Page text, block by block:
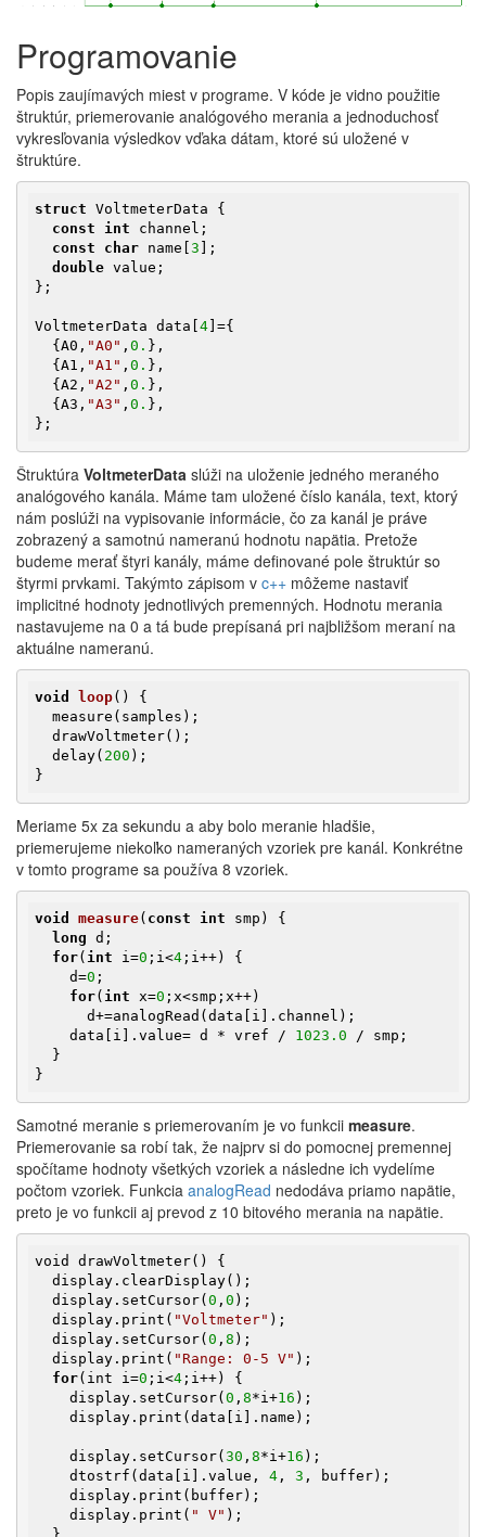
Programovanie
Popis zaujímavých miest v programe. V kóde je vidno použitie
štruktúr, priemerovanie analógového merania a jednoduchosť
vykresľovania výsledkov vďaka dátam, ktoré sú uložené v
štruktúre.
struct VoltmeterData {
const
int channel;
const
char name[ 3 ];
double value;
};
VoltmeterData data[ 4 ]={
  {A0,
"A0" , 0. },
  {A1,
"A1" , 0. },
  {A2,
"A2" , 0. },
  {A3,
"A3" , 0. },
};
Štruktúra VoltmeterData slúži na uloženie jedného meraného
analógového kanála. Máme tam uložené číslo kanála, text, ktorý
nám poslúži na vypisovanie informácie, čo za kanál je práve
zobrazený a samotnú nameranú hodnotu napätia. Pretože
budeme merať štyri kanály, máme definované pole štruktúr so
štyrmi prvkami. Takýmto zápisom v c++ môžeme nastaviť
implicitné hodnoty jednotlivých premenných. Hodnotu merania
nastavujeme na 0 a tá bude prepísaná pri najbližšom meraní na
aktuálne nameranú.
void loop()
{
  delay(
200 );
}
Meriame 5x za sekundu a aby bolo meranie hladšie,
priemerujeme niekoľko nameraných vzoriek pre kanál. Konkrétne
v tomto programe sa používa 8 vzoriek.
void measure( const int smp)
{
long d;
for( int i=0 ;i<4 ;i++) {
    d=
0 ;
for( int x=0 ;x<smp;x++)
    data[i].value= d * vref /
1023.0 / smp;
}
Samotné meranie s priemerovaním je vo funkcii measure.
Priemerovanie sa robí tak, že najprv si do pomocnej premennej
spočítame hodnoty všetkých vzoriek a následne ich vydelíme
počtom vzoriek. Funkcia analogRead nedodáva priamo napätie,
preto je vo funkcii aj prevod z 10 bitového merania na napätie.
void drawVoltmeter() {
  display.setCursor(
0 , 0 );
  display.print(
"Voltmeter" );
  display.setCursor(
0 , 8 );
  display.print(
"Range: 0-5 V" );
for(int i=0 ;i<4 ;i++) {
    display.setCursor(
0 , 8*i+16 );
    display.setCursor(
30 , 8*i+16 );
    dtostrf(data[i].value,
4 , 3 , buffer);
    display.print(
" V" );